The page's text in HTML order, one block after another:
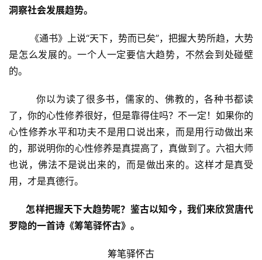
洞察社会发展趋势。
《通书》上说“天下，势而已矣”，把握大势所趋，大势
是怎么发展的。一个人一定要信大趋势，不然会到处碰壁
的。
你以为读了很多书，儒家的、佛教的，各种书都读
了，你的心性修养很好，但是靠得住吗？不一定！如果你的
心性修养水平和功夫不是用口说出来，而是用行动做出来
的，那说明你的心性修养是真提高了，真做到了。六祖大师
也说，佛法不是说出来的，而是做出来的。这样才是真受
用，才是真德行。
怎样把握天下大趋势呢？鉴古以知今，我们来欣赏唐代
罗隐的一首诗《筹笔驿怀古》。
筹笔驿怀古